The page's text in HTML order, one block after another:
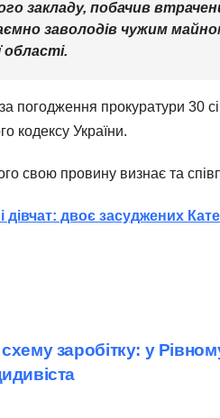
закладу, побачив
заволодів чужим
області.
за погодження прокуратури 30
кодексу України.
свою провину визнає та
дівчат: двоє засуджених
заробітку: у